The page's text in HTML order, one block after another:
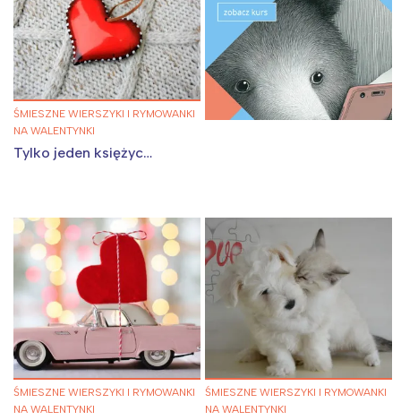
ŚMIESZNE WIERSZYKI I RYMOWANKI
NA WALENTYNKI
Tylko jeden księżyc…
ŚMIESZNE WIERSZYKI I RYMOWANKI
NA WALENTYNKI
ŚMIESZNE WIERSZYKI I RYMOWANKI
NA WALENTYNKI
Interesują mnie wydarzenia z
tego regionu:
Warszawa
Łódź
Trójmiasto
Poznań
Wrocław
Śląsk
Kraków
Południe
Północ
Wszystkie